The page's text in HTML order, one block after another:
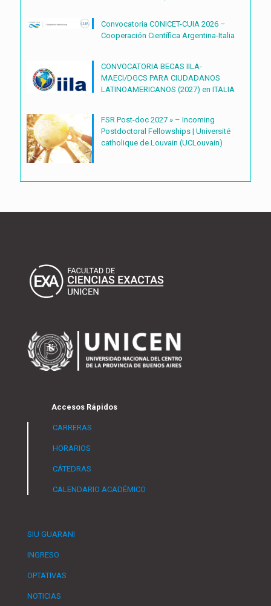
Convocatoria CONICET-CUIA 2026 –
Cooperación Científica Argentina-Italia
CONVOCATORIA BECAS IILA-
MAECI/DGCS PARA CIUDADANOS
LATINOAMERICANOS (2027) en ITALIA
FSR Post-doc 2027 » – Incoming
Postdoctoral Fellowships | Université
catholique de Louvain (UCLouvain)
Accesos Rápidos
CARRERAS
HORARIOS
CÁTEDRAS
CALENDARIO ACADÉMICO
SIU GUARANI
INGRESO
OPTATIVAS
NOTICIAS